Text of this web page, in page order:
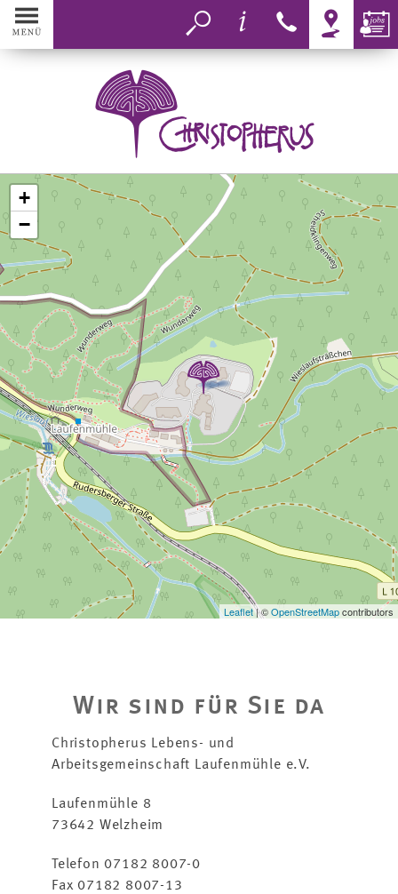
MENÜ
Aktuelles
Christopherus
Bereiche
Inklusion
Aktiv werden
Eins+Alles
Videos
Kontakt
zu EINS+ALLES
Erfahrungsfeld
der Sinne
zum neuen
frisch gerösteter
Kaffee aus unserem
Online-Shop
+
−
Leaflet| ©OpenStreetMapcontributors
Wir sind für Sie da
Christopherus Lebens- und
Arbeitsgemeinschaft Laufenmühle e.V.
Laufenmühle 8
73642 Welzheim
Telefon 07182 8007-0
Fax 07182 8007-13